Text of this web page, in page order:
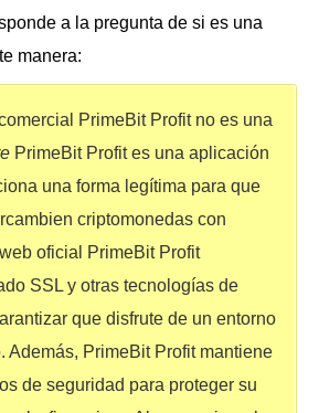
a la pregunta de si es una
manera:
PrimeBit Profit no es una
PrimeBit Profit es una aplicación
una forma legítima para que
criptomonedas con
oficial PrimeBit Profit
SSL y otras tecnologías de
que disfrute de un entorno
Además, PrimeBit Profit mantiene
de seguridad para proteger su